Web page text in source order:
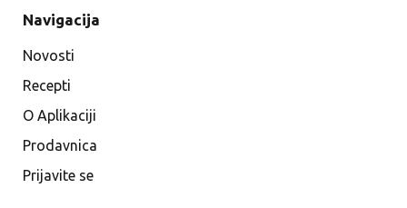
Navigacija
Novosti
Recepti
O Aplikaciji
Prodavnica
Prijavite se